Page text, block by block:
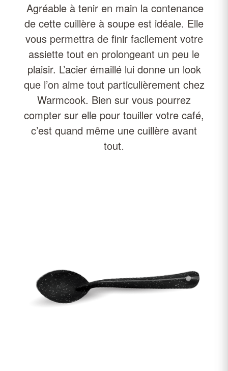
Agréable à tenir en main la contenance
de cette cuillère à soupe est idéale. Elle
vous permettra de finir facilement votre
assiette tout en prolongeant un peu le
plaisir. L’acier émaillé lui donne un look
que l’on aime tout particulièrement chez
Warmcook. Bien sur vous pourrez
compter sur elle pour touiller votre café,
c’est quand même une cuillère avant
tout.